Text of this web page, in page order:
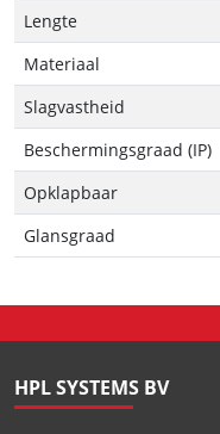
Lengte
Materiaal
Slagvastheid
Beschermingsgraad (IP)
Opklapbaar
Glansgraad
HPL SYSTEMS BV